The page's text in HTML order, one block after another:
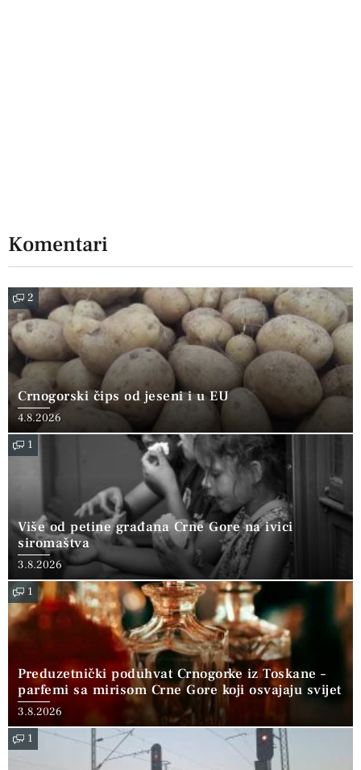
Komentari
2
Crnogorski čips od jeseni i u EU
4.8.2026
1
Više od petine građana Crne Gore na ivici
siromaštva
3.8.2026
1
Preduzetnički poduhvat Crnogorke iz Toskane –
parfemi sa mirisom Crne Gore koji osvajaju svijet
3.8.2026
1